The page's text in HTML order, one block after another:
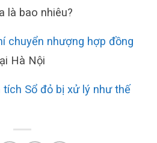
là bao nhiêu?
chuyển nhượng hợp đồng
Hà Nội
Sổ đỏ bị xử lý như thế